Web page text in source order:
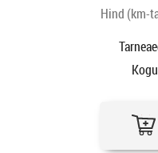
Hind (km-